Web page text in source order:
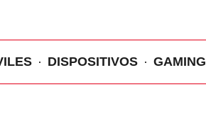
DISPOSITIVOS GAMING